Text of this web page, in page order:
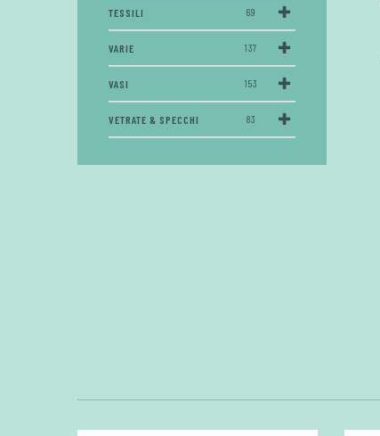
TESSILI 69
VARIE 137
VASI 153
VETRATE & SPECCHI 83